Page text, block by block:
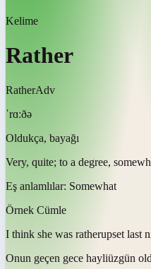
Kelime
Rather
RatherAdv
ˈrɑːðə
Oldukça, bayağı
Very, quite; to a degree,
Eş anlamlılar: Somewhat
Örnek Cümle
I think she was ratherupset last
Onun geçen gece hayliüzgün